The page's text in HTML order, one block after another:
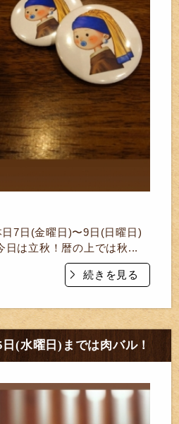
日7日(金曜日)〜9日(日曜日)
日は立秋！暦の上では秋...
続きを見る
(水曜日)までは肉バル！